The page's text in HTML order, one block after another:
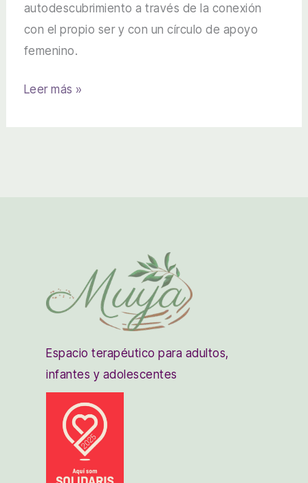
autodescubrimiento a través de la conexión
con el propio ser y con un círculo de apoyo
femenino.
Círculo
Leer más »
Espacio terapéutico para adultos,
infantes y adolescentes